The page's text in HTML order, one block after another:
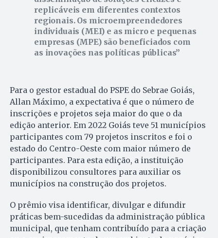
replicáveis em diferentes contextos
regionais. Os microempreendedores
individuais (MEI) e as micro e pequenas
empresas (MPE) são beneficiados com
as inovações nas políticas públicas
Para o gestor estadual do PSPE do Sebrae Goiás,
Allan Máximo, a expectativa é que o número de
inscrições e projetos seja maior do que o da
edição anterior. Em 2022 Goiás teve 51 municípios
participantes com 79 projetos inscritos e foi o
estado do Centro-Oeste com maior número de
participantes. Para esta edição, a instituição
disponibilizou consultores para auxiliar os
municípios na construção dos projetos.
O prêmio visa identificar, divulgar e difundir
práticas bem-sucedidas da administração pública
municipal, que tenham contribuído para a criação